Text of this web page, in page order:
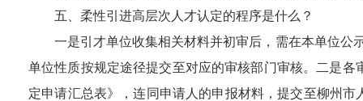
五、 柔性引进高层次人才认定的程序是什么？
一是引才单位收集相关材料并初审后，需在本单位公
单位性质按规定途径提交至对应的审核部门审核。
二是各
定申请汇总表》，连同申请人的申报材料，提交至柳州